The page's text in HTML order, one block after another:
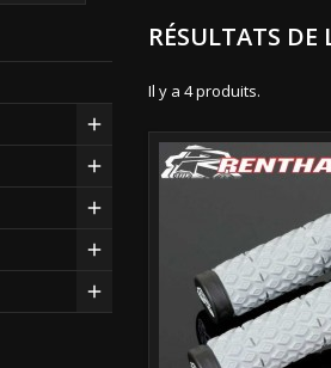
RÉSULTATS DE
Il y a 4 produits.